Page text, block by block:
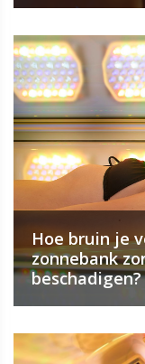
Hoe bruin je
zonnebank
beschadigen?